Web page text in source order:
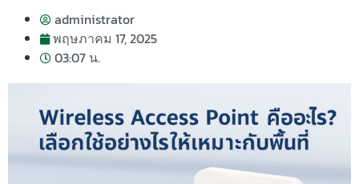
administrator
พฤษภาคม 17, 2025
03:07 น.